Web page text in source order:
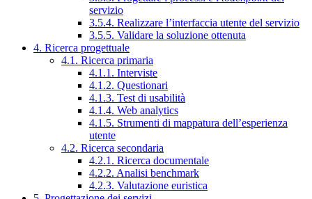
servizio
3.5.4. Realizzare l’interfaccia utente del servizio
3.5.5. Validare la soluzione ottenuta
4. Ricerca progettuale
4.1. Ricerca primaria
4.1.1. Interviste
4.1.2. Questionari
4.1.3. Test di usabilità
4.1.4. Web analytics
4.1.5. Strumenti di mappatura dell’esperienza
utente
4.2. Ricerca secondaria
4.2.1. Ricerca documentale
4.2.2. Analisi benchmark
4.2.3. Valutazione euristica